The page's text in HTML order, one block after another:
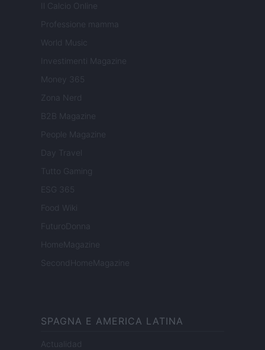
Il Calcio Online
Professione mamma
World Music
Investimenti Magazine
Money 365
Zona Nerd
B2B Magazine
People Magazine
Day Travel
Tutto Gaming
ESG 365
Food Wiki
FuturoDonna
HomeMagazine
SecondHomeMagazine
SPAGNA E AMERICA LATINA
Actualidad